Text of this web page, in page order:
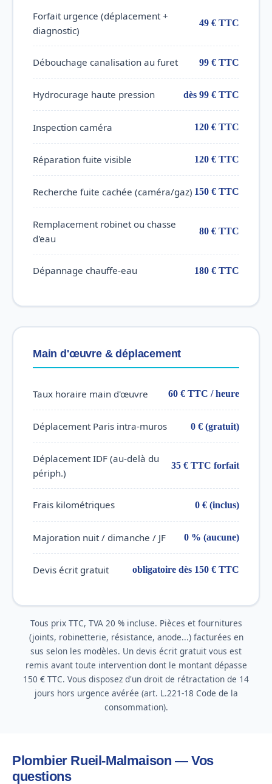
Forfait urgence (déplacement +
diagnostic)
49 € TTC
Débouchage canalisation au furet 99 € TTC
Hydrocurage haute pression dès 99 € TTC
Inspection caméra 120 € TTC
Réparation fuite visible 120 € TTC
Recherche fuite cachée (caméra/gaz) 150 € TTC
Remplacement robinet ou chasse
d'eau
80 € TTC
Dépannage chauffe-eau 180 € TTC
Main d'œuvre & déplacement
Taux horaire main d'œuvre 60 € TTC / heure
Déplacement Paris intra-muros 0 € (gratuit)
Déplacement IDF (au-delà du
périph.)
35 € TTC forfait
Frais kilométriques 0 € (inclus)
Majoration nuit / dimanche / JF 0 % (aucune)
Devis écrit gratuit obligatoire dès 150 € TTC
Tous prix TTC, TVA 20 % incluse. Pièces et fournitures
(joints, robinetterie, résistance, anode...) facturées en
sus selon les modèles. Un devis écrit gratuit vous est
remis avant toute intervention dont le montant dépasse
150 € TTC. Vous disposez d'un droit de rétractation de 14
jours hors urgence avérée (art. L.221-18 Code de la
consommation).
Plombier Rueil-Malmaison — Vos
questions